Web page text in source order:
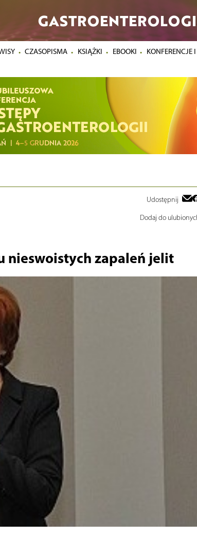
CZASOPISMA KSIĄŻKI EBOOKI KONFERENCJE
Udostępnij
Dodaj do
nieswoistych zapaleń jelit